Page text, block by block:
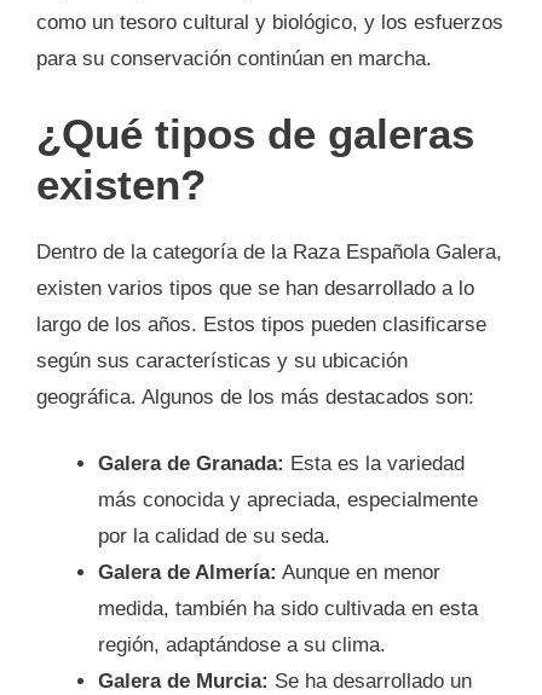
como un tesoro cultural y biológico, y los esfuerzos
para su conservación continúan en marcha.
¿Qué tipos de galeras
existen?
Dentro de la categoría de la Raza Española Galera,
existen varios tipos que se han desarrollado a lo
largo de los años. Estos tipos pueden clasificarse
según sus características y su ubicación
geográfica. Algunos de los más destacados son:
Galera de Granada: Esta es la variedad
más conocida y apreciada, especialmente
por la calidad de su seda.
Galera de Almería: Aunque en menor
medida, también ha sido cultivada en esta
región, adaptándose a su clima.
Galera de Murcia: Se ha desarrollado un